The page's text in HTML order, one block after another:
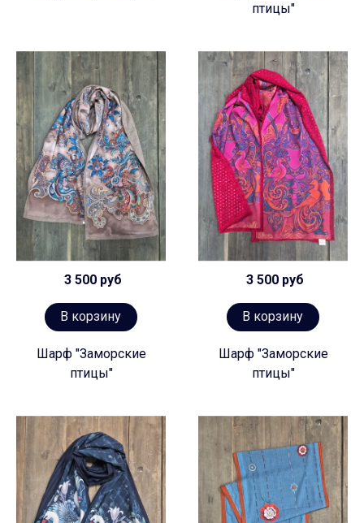
птицы"
3 500 руб
В корзину
Шарф "Заморские
птицы"
3 500 руб
В корзину
Шарф "Заморские
птицы"